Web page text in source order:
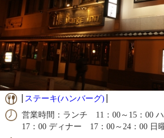
ステーキ(ハンバーグ)
営業時間：ランチ 11：00～15：00
17：00 ディナー 17：00～24：00 日